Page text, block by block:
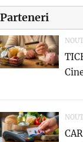
Parteneri